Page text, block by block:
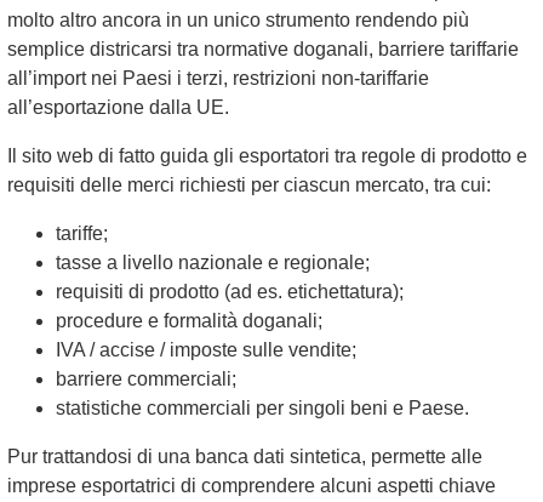
molto altro ancora in un unico strumento rendendo più
semplice districarsi tra normative doganali, barriere tariffarie
all’import nei Paesi i terzi, restrizioni non-tariffarie
all’esportazione dalla UE.
Il sito web di fatto guida gli esportatori tra regole di prodotto e
requisiti delle merci richiesti per ciascun mercato, tra cui:
tariffe;
tasse a livello nazionale e regionale;
requisiti di prodotto (ad es. etichettatura);
procedure e formalità doganali;
IVA / accise / imposte sulle vendite;
barriere commerciali;
statistiche commerciali per singoli beni e Paese.
Pur trattandosi di una banca dati sintetica, permette alle
imprese esportatrici di comprendere alcuni aspetti chiave